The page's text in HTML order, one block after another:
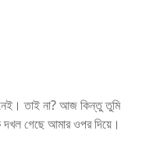
তাই না? আজ কিন্তু তুমি
গেছে আমার ওপর দিয়ে।